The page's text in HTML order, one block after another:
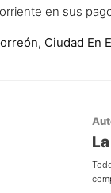
en sus
Ciudad En